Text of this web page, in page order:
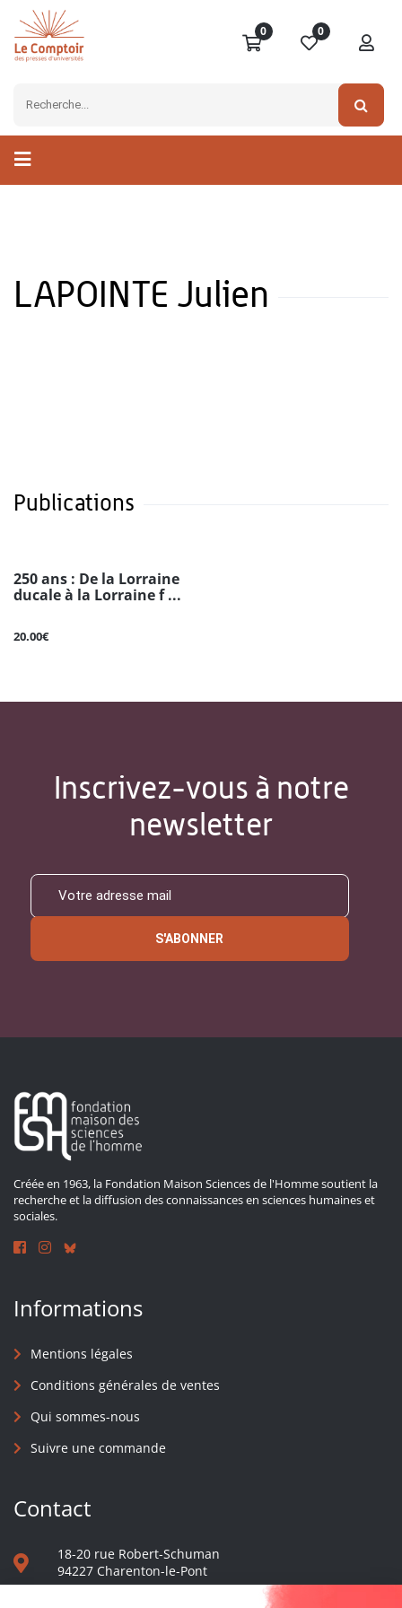
0 0
LAPOINTE Julien
Publications
250 ans : De la Lorraine
ducale à la Lorraine f ...
20.00€
Inscrivez-vous à notre
newsletter
S'ABONNER
Créée en 1963, la Fondation Maison Sciences de l'Homme soutient la
recherche et la diffusion des connaissances en sciences humaines et
sociales.
Informations
Mentions légales
Conditions générales de ventes
Qui sommes-nous
Suivre une commande
Contact
18-20 rue Robert-Schuman
94227 Charenton-le-Pont